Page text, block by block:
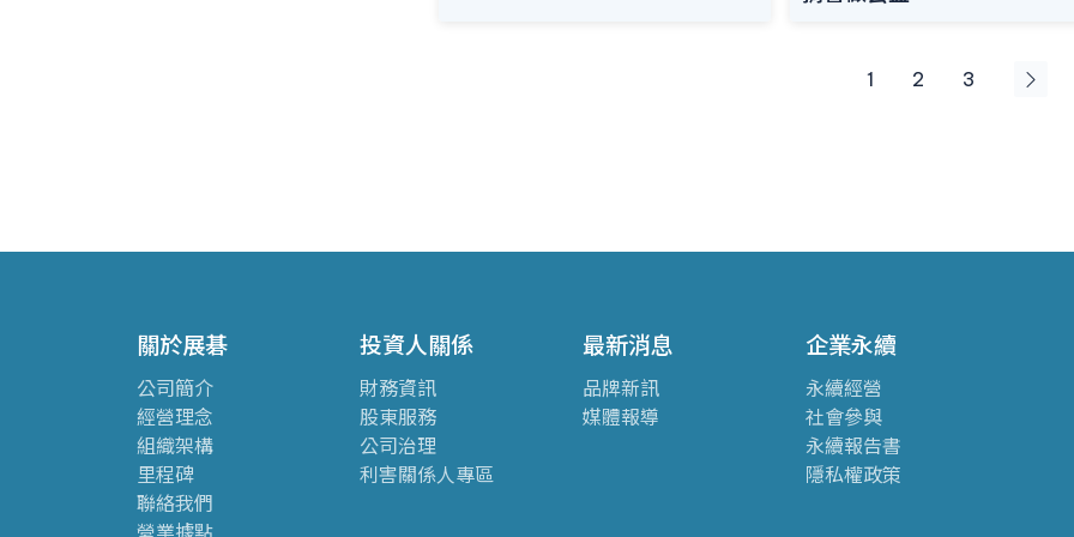
1 2 3
關於展碁
公司簡介
經營理念
組織架構
里程碑
聯絡我們
投資人關係
財務資訊
股東服務
公司治理
利害關係人專區
最新消息
品牌新訊
媒體報導
企業永續
永續經營
社會參與
永續報告書
隱私權政策